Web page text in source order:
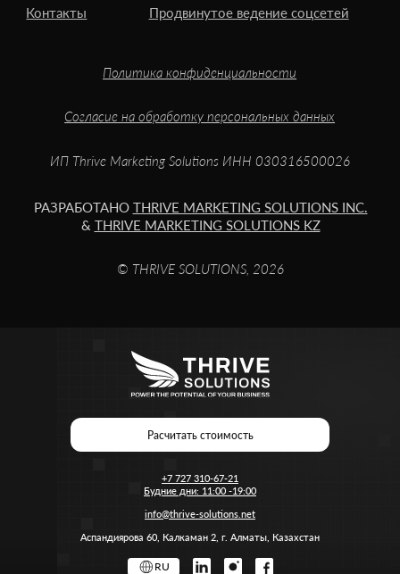
RU
Аспандиярова 60, Калкаман 2, г. Алматы, Казахстан
info@thrive-solutions.net
+7 727 310-67-21
Будние дни: 11:00 -19:00
Расчитать стоимость